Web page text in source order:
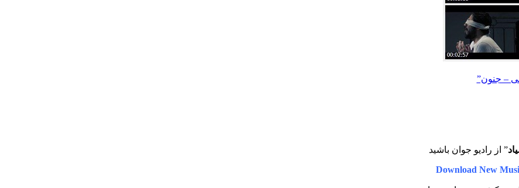
– جنون”
” از رادیو جوان باشید
Download New